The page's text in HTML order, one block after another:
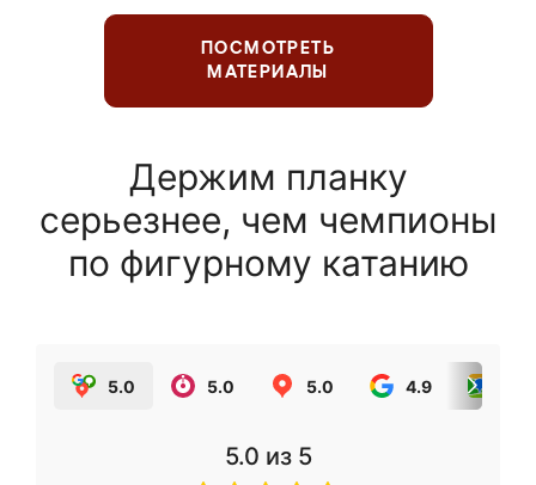
ПОСМОТРЕТЬ
МАТЕРИАЛЫ
Держим планку
серьезнее, чем чемпионы
по фигурному катанию
5.0 5.0 5.0 4.9
5.0 из 5